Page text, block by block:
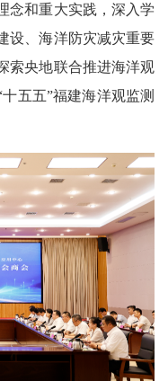
念和重大实践，深入学
设、海洋防灾减灾重要
索央地联合推进海洋观
五五”福建海洋观监测